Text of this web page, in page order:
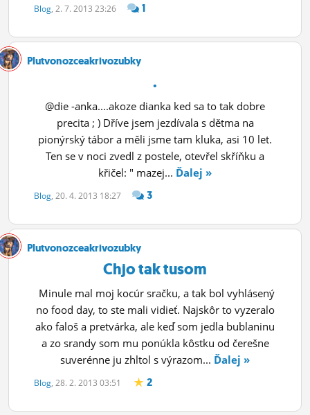
Blog, 2. 7. 2013 23:26 1
Plutvonozceakrivozubky
.
@die -anka....akoze dianka ked sa to tak dobre
precita ; ) Dříve jsem jezdívala s dětma na
pionýrský tábor a měli jsme tam kluka, asi 10 let.
Ten se v noci zvedl z postele, otevřel skříňku a
křičel: " mazej... Ďalej »
Blog, 20. 4. 2013 18:27 3
Plutvonozceakrivozubky
Chjo tak tusom
Minule mal moj kocúr sračku, a tak bol vyhlásený
no food day, to ste mali vidieť. Najskôr to vyzeralo
ako faloš a pretvárka, ale keď som jedla bublaninu
a zo srandy som mu ponúkla kôstku od čerešne
suverénne ju zhltol s výrazom... Ďalej »
Blog, 28. 2. 2013 03:51 2